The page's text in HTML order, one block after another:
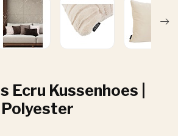
Ecru Kussenhoes |